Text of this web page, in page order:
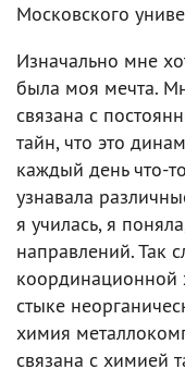
Московского
Изначально мне
была моя мечта.
связана с
тайн, что это
каждый день что-
узнавала
я училась, я
направлений. Так
координационной
стыке
химия
связана с химией